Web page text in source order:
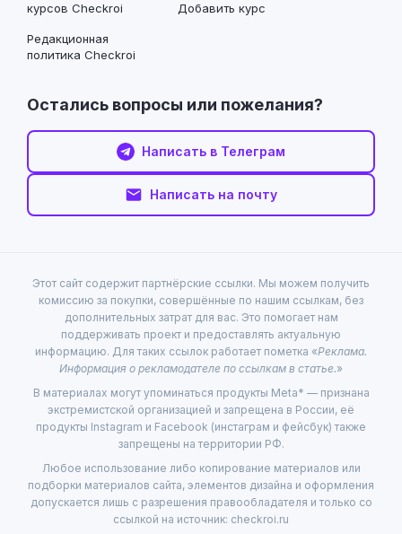
курсов Checkroi
Редакционная
политика Checkroi
Добавить курс
Остались вопросы или пожелания?
Написать в Телеграм
Написать на почту
Этот сайт содержит партнёрские ссылки. Мы можем получить
комиссию за покупки, совершённые по нашим ссылкам, без
дополнительных затрат для вас. Это помогает нам
поддерживать проект и предоставлять актуальную
информацию. Для таких ссылок работает пометка «Реклама.
Информация о рекламодателе по ссылкам в статье.»
В материалах могут упоминаться продукты Meta* — признана
экстремистской организацией и запрещена в России, её
продукты Instagram и Facebook (инстаграм и фейсбук) также
запрещены на территории РФ.
Любое использование либо копирование материалов или
подборки материалов сайта, элементов дизайна и оформления
допускается лишь с разрешения правообладателя и только со
ссылкой на источник: checkroi.ru